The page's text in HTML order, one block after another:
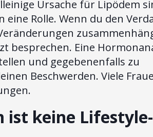
Ursache für Lipödem
Rolle. Wenn du den
besprechen. Eine
und gegebenenfalls zu
Beschwerden. Viele
ist keine Lifestyle-